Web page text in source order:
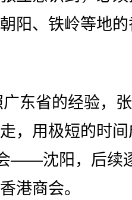
阳、铁岭等地
东省的经验，
，用极短的时
——沈阳，后续
港商会。